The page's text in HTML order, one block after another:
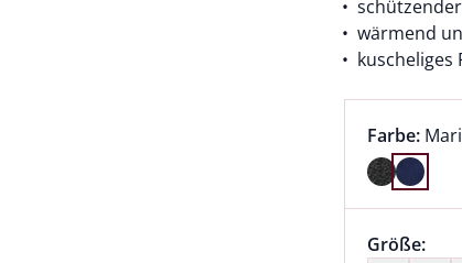
wärmend
kuscheliges
Farbe:
Farbe
Größe: